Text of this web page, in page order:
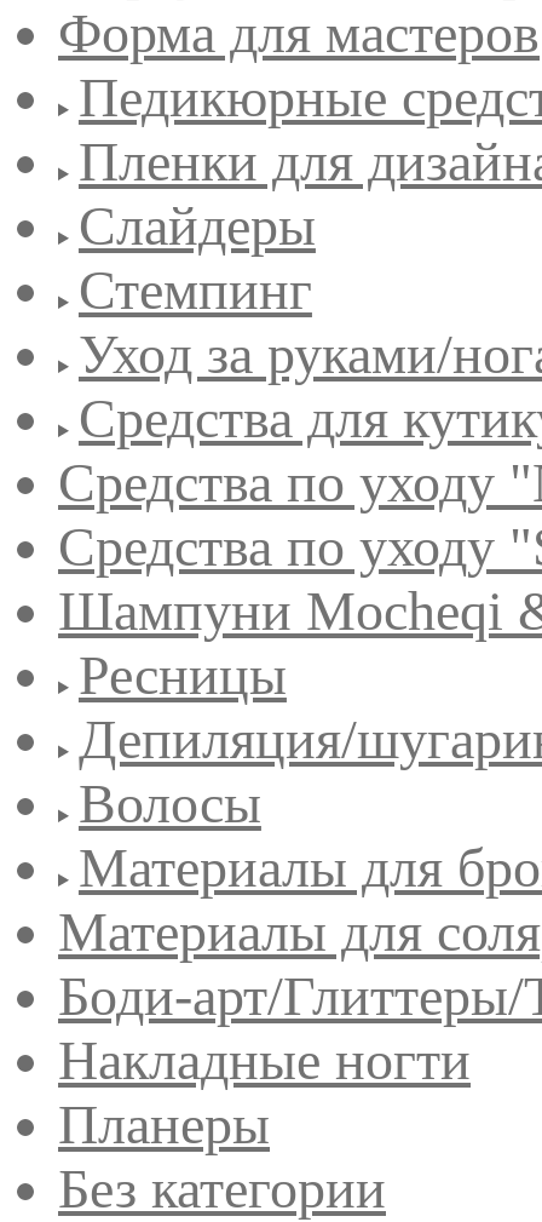
Форма для мастеров
Педикюрные
Пленки для
Слайдеры
Стемпинг
Уход за руками/
Средства для
Средства по уходу
Средства по уходу
Шампуни Mocheqi
Ресницы
Депиляция/
Волосы
Материалы для
Материалы для
Боди-арт/
Накладные ногти
Планеры
Без категории